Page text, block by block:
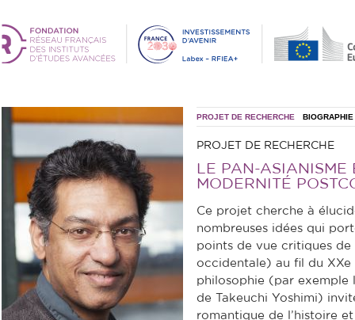
PROJET DE RECHERCHE BIOGRAPHIE
PROJET DE RECHERCHE
LE PAN-ASIANISME
MODERNITÉ
Ce projet cherche à
nombreuses idées qui
points de vue critiques
occidentale) au fil du XXe
philosophie (par exemple
de Takeuchi Yoshimi)
romantique de l’histoire